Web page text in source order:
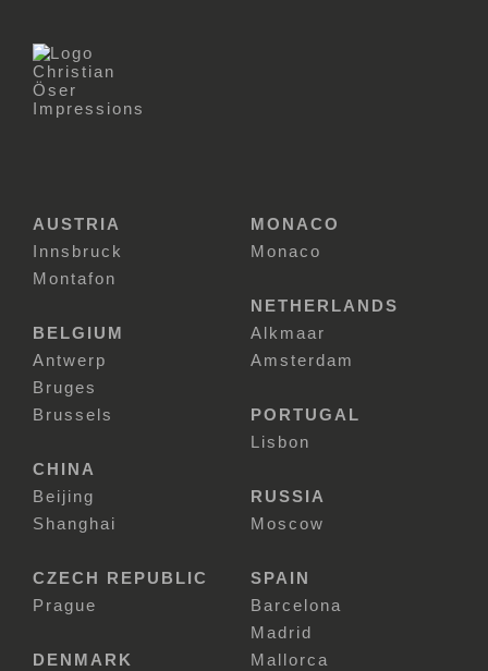
AUSTRIA
Innsbruck
Montafon
BELGIUM
Antwerp
Bruges
Brussels
CHINA
Beijing
Shanghai
CZECH REPUBLIC
Prague
DENMARK
MONACO
Monaco
NETHERLANDS
Alkmaar
Amsterdam
PORTUGAL
Lisbon
RUSSIA
Moscow
SPAIN
Barcelona
Madrid
Mallorca